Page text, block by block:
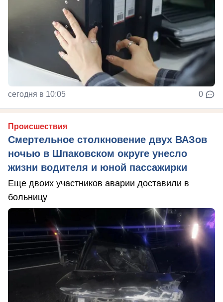
сегодня в 10:05 0
Происшествия
Смертельное столкновение двух ВАЗов
ночью в Шпаковском округе унесло
жизни водителя и юной пассажирки
Еще двоих участников аварии доставили в
больницу